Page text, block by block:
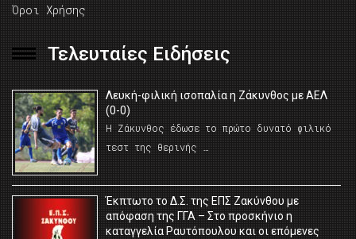
Όροι Χρήσης
Τελευταίες Ειδήσεις
Λευκή-φιλική ισοπαλία η Ζάκυνθος με ΑΕΛ
(0-0)
Η Ζάκυνθος έδωσε το πρώτο δυνατό φιλικό
τεστ της θερινής …
Έκπτωτο το Δ.Σ. της ΕΠΣ Ζακύνθου με
απόφαση της ΓΓΑ – Στο προσκήνιο η
καταγγελία Ραυτόπουλου και οι επόμενες